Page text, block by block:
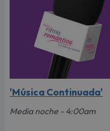
'Música Continuada'
Media noche - 4:00am